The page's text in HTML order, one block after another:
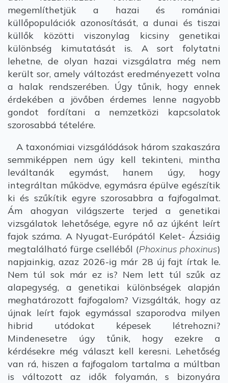
megemlíthetjük a hazai és romániai
küllőpopulációk azonosítását, a dunai és tiszai
küllők közötti viszonylag kicsiny genetikai
különbség kimutatását is. A sort folytatni
lehetne, de olyan hazai vizsgálatra még nem
került sor, amely változást eredményezett volna
a halak rendszerében. Úgy tűnik, hogy ennek
érdekében a jövőben érdemes lenne nagyobb
gondot fordítani a nemzetközi kapcsolatok
szorosabbá tételére.
A taxonómiai vizsgálódások három szakaszára
semmiképpen nem úgy kell tekinteni, mintha
leváltanák egymást, hanem úgy, hogy
integráltan működve, egymásra épülve egészítik
ki és szűkítik egyre szorosabbra a fajfogalmat.
Ám ahogyan világszerte terjed a genetikai
vizsgálatok lehetősége, egyre nő az újként leírt
fajok száma. A Nyugat-Európától Kelet- Ázsiáig
megtalálható fürge cselléből (Phoxinus phoxinus)
napjainkig, azaz 2026-ig már 28 új fajt írtak le.
Nem túl sok már ez is? Nem lett túl szűk az
alapegység, a genetikai különbségek alapján
meghatározott fajfogalom? Vizsgálták, hogy az
újnak leírt fajok egymással szaporodva milyen
hibrid utódokat képesek létrehozni?
Mindenesetre úgy tűnik, hogy ezekre a
kérdésekre még választ kell keresni. Lehetőség
van rá, hiszen a fajfogalom tartalma a múltban
is változott az idők folyamán, s bizonyára